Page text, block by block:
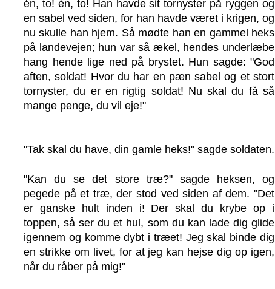
én, to! én, to! Han havde sit tornyster på ryggen og
en sabel ved siden, for han havde været i krigen, og
nu skulle han hjem. Så mødte han en gammel heks
på landevejen; hun var så ækel, hendes underlæbe
hang hende lige ned på brystet. Hun sagde: "God
aften, soldat! Hvor du har en pæn sabel og et stort
tornyster, du er en rigtig soldat! Nu skal du få så
mange penge, du vil eje!"
"Tak skal du have, din gamle heks!" sagde soldaten.
"Kan du se det store træ?" sagde heksen, og
pegede på et træ, der stod ved siden af dem. "Det
er ganske hult inden i! Der skal du krybe op i
toppen, så ser du et hul, som du kan lade dig glide
igennem og komme dybt i træet! Jeg skal binde dig
en strikke om livet, for at jeg kan hejse dig op igen,
når du råber på mig!"